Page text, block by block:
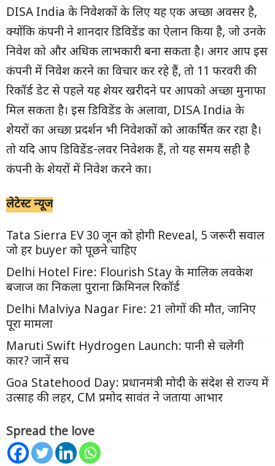
DISA India के निवेशकों के लिए यह एक अच्छा अवसर है,
क्योंकि कंपनी ने शानदार डिविडेंड का ऐलान किया है, जो उनके
निवेश को और अधिक लाभकारी बना सकता है। अगर आप इस
कंपनी में निवेश करने का विचार कर रहे हैं, तो 11 फरवरी की
रिकॉर्ड डेट से पहले यह शेयर खरीदने पर आपको अच्छा मुनाफा
मिल सकता है। इस डिविडेंड के अलावा, DISA India के
शेयरों का अच्छा प्रदर्शन भी निवेशकों को आकर्षित कर रहा है।
तो यदि आप डिविडेंड-लवर निवेशक हैं, तो यह समय सही है
कंपनी के शेयरों में निवेश करने का।
लेटेस्ट न्यूज
Tata Sierra EV 30 जून को होगी Reveal, 5 जरूरी सवाल
जो हर buyer को पूछने चाहिए
Delhi Hotel Fire: Flourish Stay के मालिक लवकेश
बजाज का निकला पुराना क्रिमिनल रिकॉर्ड
Delhi Malviya Nagar Fire: 21 लोगों की मौत, जानिए
पूरा मामला
Maruti Swift Hydrogen Launch: पानी से चलेगी
कार? जानें सच
Goa Statehood Day: प्रधानमंत्री मोदी के संदेश से राज्य में
उत्साह की लहर, CM प्रमोद सावंत ने जताया आभार
Spread the love